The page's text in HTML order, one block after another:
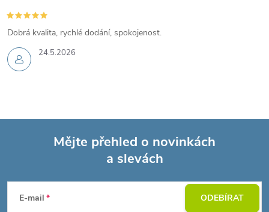
24.5.2026
Dobrá kvalita, rychlé dodání, spokojenost.
Mějte přehled o novinkách
a slevách
E-mail ODEBÍRAT